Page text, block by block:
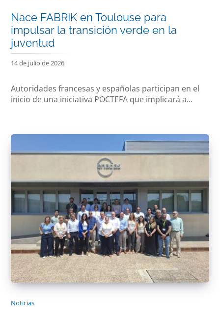
Nace FABRIK en Toulouse para
impulsar la transición verde en la
juventud
14 de julio de 2026
Autoridades francesas y españolas participan en el
inicio de una iniciativa POCTEFA que implicará a...
Noticias